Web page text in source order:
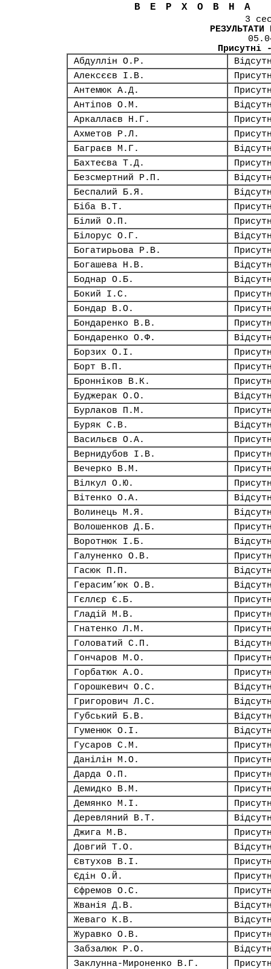
3
РЕЗУЛЬТАТИ
Абдуллін О.Р.
Алексєєв І.В.
Антемюк А.Д.
Антіпов О.М.
Аркаллаєв Н.Г.
Ахметов Р.Л.
Баграєв М.Г.
Бахтеєва Т.Д.
Безсмертний Р.П.
Беспалий Б.Я.
Біба В.Т.
Білий О.П.
Білорус О.Г.
Богатирьова Р.В.
Богашева Н.В.
Боднар О.Б.
Бокий І.С.
Бондар В.О.
Бондаренко В.В.
Бондаренко О.Ф.
Борзих О.І.
Борт В.П.
Бронніков В.К.
Буджерак О.О.
Бурлаков П.М.
Буряк С.В.
Васильєв О.А.
Вернидубов І.В.
Вечерко В.М.
Вілкул О.Ю.
Вітенко О.А.
Волинець М.Я.
Волошенков Д.Б.
Воротнюк І.Б.
Галуненко О.В.
Гасюк П.П.
Герасим’юк О.В.
Гєллєр Є.Б.
Гладій М.В.
Гнатенко Л.М.
Головатий С.П.
Гончаров М.О.
Горбатюк А.О.
Горошкевич О.С.
Григорович Л.С.
Губський Б.В.
Гуменюк О.І.
Гусаров С.М.
Данілін М.О.
Дарда О.П.
Демидко В.М.
Демянко М.І.
Деревляний В.Т.
Джига М.В.
Довгий Т.О.
Євтухов В.І.
Єдін О.Й.
Єфремов О.С.
Жванія Д.В.
Жеваго К.В.
Журавко О.В.
Забзалюк Р.О.
Заклунна-Мироненко В.Г.